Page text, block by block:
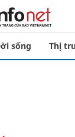
sống Thị